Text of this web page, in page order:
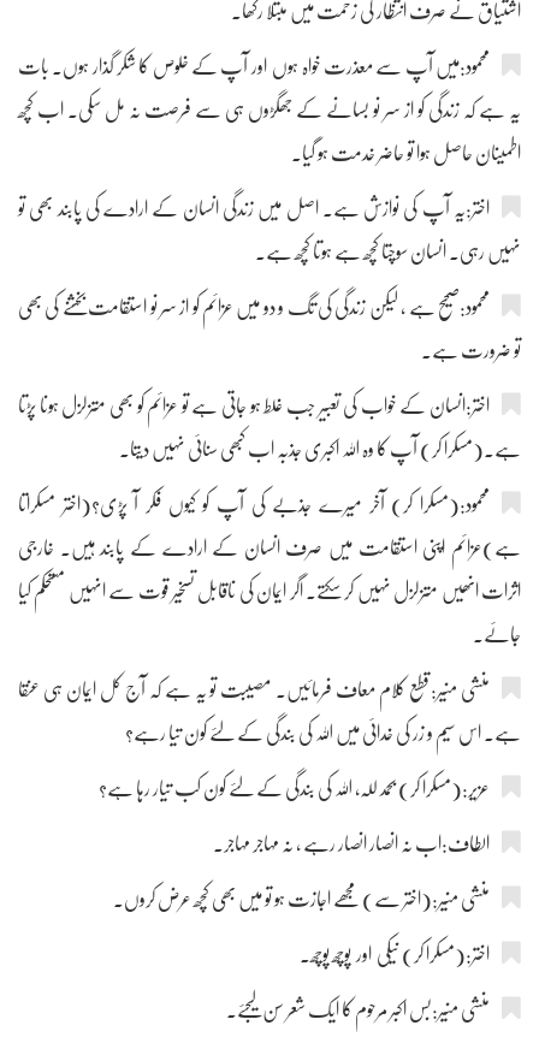
اشتیاق نے صرف انتظار کی زحمت میں مبتلا رکھا۔
محمود:میں آپ سے معذرت خواہ ہوں اور آپ کے خلوص کا شکر گذار ہوں۔ بات
یہ ہے کہ زندگی کو از سر نو بسانے کے جھگڑوں ہی سے فرصت نہ مل سکی۔ اب کچھ
اطمینان حاصل ہوا تو حاضر خدمت ہو گیا۔
اختر:یہ آپ کی نوازش ہے۔ اصل میں زندگی انسان کے ارادے کی پابند بھی تو
نہیں رہی۔ انسان سوچتا کچھ ہے ہوتا کچھ ہے۔
محمود:صحیح ہے ، لیکن زندگی کی تگ و دو میں عزائم کو از سر نو استقامت بخشنے کی بھی
تو ضرورت ہے۔
اختر:انسان کے خواب کی تعبیر جب غلط ہو جاتی ہے تو عزائم کو بھی متزلزل ہونا پڑتا
ہے۔(مسکرا کر) آپ کا وہ اللہ اکبری جذبہ اب کبھی سنائی نہیں دیتا۔
محمود:(مسکرا کر) آخر میرے جذبے کی آپ کو کیوں فکر آ پڑی؟(اختر مسکراتا
ہے)عزائم اپنی استقامت میں صرف انسان کے ارادے کے پابند ہیں۔ خارجی
اثرات انھیں متزلزل نہیں کر سکتے۔ اگر ایمان کی ناقابل تسخیر قوت سے انہیں مستحکم کیا
جائے۔
منشی منیر:قطع کلام معاف فرمائیں۔ مصیبت تو یہ ہے کہ آج کل ایمان ہی عنقا
ہے۔ اس سیم و زر کی خدائی میں اللہ کی بندگی کے لئے کون تیا رہے؟
عزیر:(مسکرا کر) بحمد للہ، اللہ کی بندگی کے لئے کون کب تیار رہا ہے؟
الطاف:اب نہ انصار انصار رہے ، نہ مہاجر مہاجر۔
منشی منیر:(اختر سے) مجھے اجازت ہو تو میں بھی کچھ عرض کروں۔
اختر:(مسکرا کر) نیکی اور پوچھ پوچھ۔
منشی منیر:بس اکبر مرحوم کا ایک شعر سن لیجئے۔